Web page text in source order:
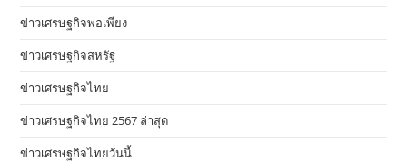
ข่าวเศรษฐกิจพอเพียง
ข่าวเศรษฐกิจสหรัฐ
ข่าวเศรษฐกิจไทย
ข่าวเศรษฐกิจไทย 2567 ล่าสุด
ข่าวเศรษฐกิจไทยวันนี้